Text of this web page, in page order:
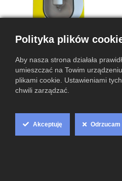
Plus 2A
19,00zł
Cookie
Polityka plików
Aby nasza strona działała
umieszczać na Towim
plikami cookie. Ustawieniami
chwili zarządzać.
Akceptuję Odrzucam